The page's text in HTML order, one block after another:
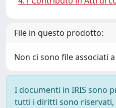
File in questo prodotto:
Non ci sono file associati
I documenti in IRIS sono
tutti i diritti sono riservati,